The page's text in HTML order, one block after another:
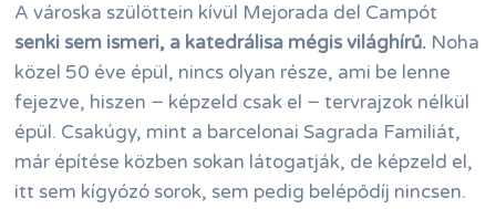
A városka szülöttein kívül Mejorada del Campót
senki sem ismeri, a katedrálisa mégis világhírű. Noha
közel 50 éve épül, nincs olyan része, ami be lenne
fejezve, hiszen − képzeld csak el − tervrajzok nélkül
épül. Csakúgy, mint a barcelonai Sagrada Familiát,
már építése közben sokan látogatják, de képzeld el,
itt sem kígyózó sorok, sem pedig belépődíj nincsen.